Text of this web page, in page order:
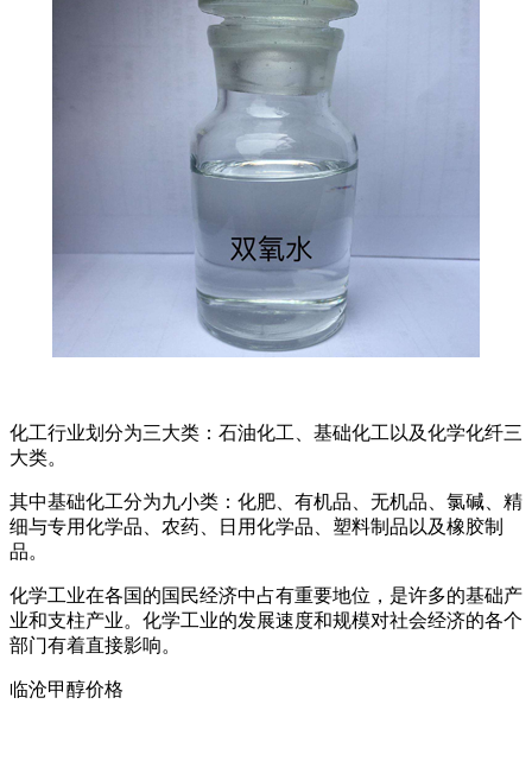
化工行业划分为三大类：石油化工、基础化工以及化学化纤三
大类。
其中基础化工分为九小类：化肥、有机品、无机品、氯碱、精
细与专用化学品、农药、日用化学品、塑料制品以及橡胶制
品。
化学工业在各国的国民经济中占有重要地位，是许多的基础产
业和支柱产业。化学工业的发展速度和规模对社会经济的各个
部门有着直接影响。
临沧甲醇价格